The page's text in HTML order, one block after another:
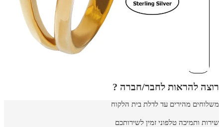
רוצה להראות לחבר/חברה ?
משלוחים מהירים עד לדלת בית הלקוח
שירות ותמיכה טלפוני זמין לשירותכם